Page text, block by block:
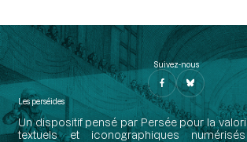
Suivez-nous
Les perséides
Un dispositif pensé par Persée pour la
textuels et iconographiques